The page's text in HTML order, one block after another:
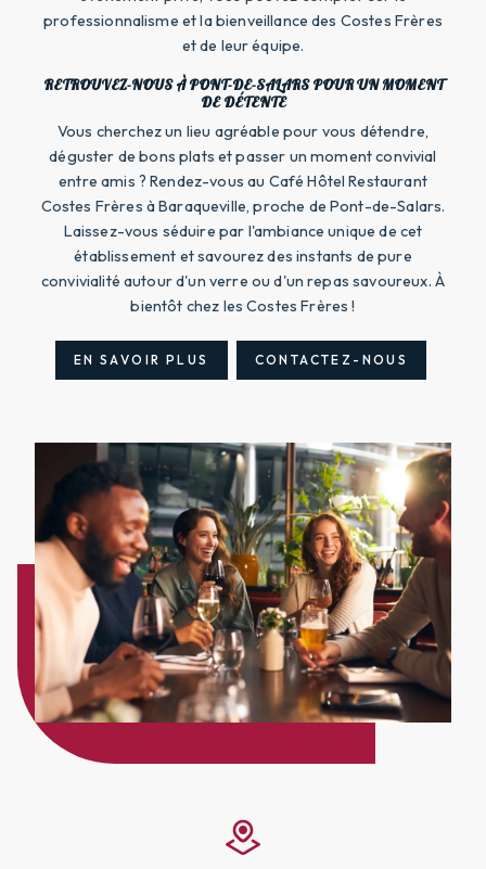
professionnalisme et la bienveillance des Costes Frères
et de leur équipe.
RETROUVEZ-NOUS À PONT-DE-SALARS POUR UN MOMENT
DE DÉTENTE
Vous cherchez un lieu agréable pour vous détendre,
déguster de bons plats et passer un moment convivial
entre amis ? Rendez-vous au Café Hôtel Restaurant
Costes Frères à Baraqueville, proche de Pont-de-Salars.
Laissez-vous séduire par l'ambiance unique de cet
établissement et savourez des instants de pure
convivialité autour d'un verre ou d'un repas savoureux. À
bientôt chez les Costes Frères !
EN SAVOIR PLUS CONTACTEZ-NOUS